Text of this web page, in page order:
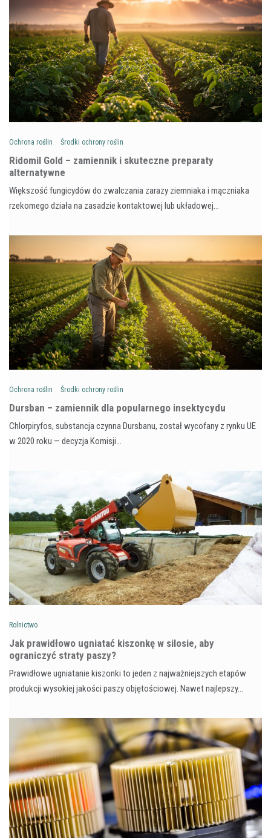
Ochrona roślin Środki ochrony roślin
Ridomil Gold – zamiennik i skuteczne preparaty
alternatywne
Większość fungicydów do zwalczania zarazy ziemniaka i mączniaka
rzekomego działa na zasadzie kontaktowej lub układowej…
Ochrona roślin Środki ochrony roślin
Dursban – zamiennik dla popularnego insektycydu
Chlorpiryfos, substancja czynna Dursbanu, został wycofany z rynku UE
w 2020 roku — decyzja Komisji…
Rolnictwo
Jak prawidłowo ugniatać kiszonkę w silosie, aby
ograniczyć straty paszy?
Prawidłowe ugniatanie kiszonki to jeden z najważniejszych etapów
produkcji wysokiej jakości paszy objętościowej. Nawet najlepszy…